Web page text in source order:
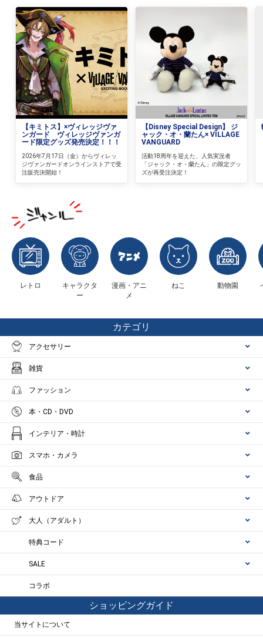
【キミトス】×ヴィレッジヴァ
ンガード ヴィレッジヴァンガ
ード限定グッズ発売決定！！！
2026年7月17日（金）からヴィレッ
ジヴァンガードオンラインストアで受
注販売決開始！
【Disney Special Design】 ジ
ャック・オ・蘭たん× VILLAGE
VANGUARD
活動18周年を迎えた、人気実況者
「ジャック・オ・蘭たん」の限定グッ
ズが再受注決定！
レトロ
キャラクタ
ー
漫画・アニ
メ
ねこ 動物園
カテゴリ
アクセサリー
雑貨
ファッション
本・CD・DVD
インテリア・時計
スマホ・カメラ
食品
アウトドア
大人（アダルト）
特典コード
SALE
コラボ
ショッピングガイド
当サイトについて